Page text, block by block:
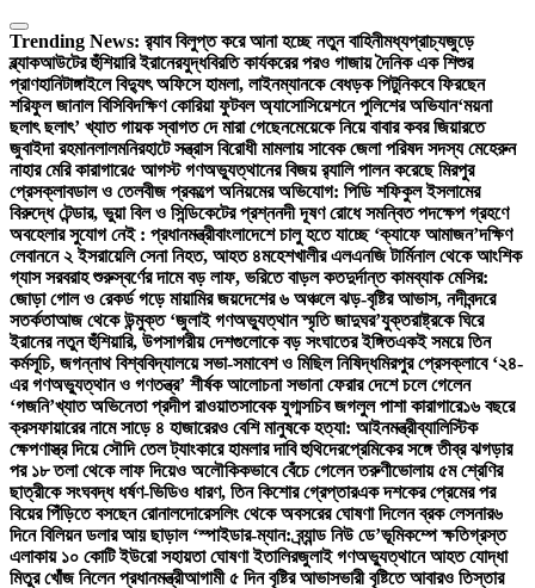
Skip
to
content
Trending News: র‍্যাব বিলুপ্ত করে আনা হচ্ছে নতুন বাহিনীমধ্যপ্রাচ্যজুড়ে
ব্ল্যাকআউটের হুঁশিয়ারি ইরানেরযুদ্ধবিরতি কার্যকরের পরও গাজায় দৈনিক এক শিশুর
প্রাণহানিটাঙ্গাইলে বিদ্যুৎ অফিসে হামলা, লাইনম্যানকে বেধড়ক পিটুনিকবে ফিরছেন
শরিফুল জানাল বিসিবিদক্ষিণ কোরিয়া ফুটবল অ্যাসোসিয়েশনে পুলিশের অভিযান‘ময়না
ছলাৎ ছলাৎ’ খ্যাত গায়ক স্বাগত দে মারা গেছেনমেয়েকে নিয়ে বাবার কবর জিয়ারতে
জুবাইদা রহমানলালমনিরহাটে সন্ত্রাস বিরোধী মামলায় সাবেক জেলা পরিষদ সদস্য মেহেরুন
নাহার মেরি কারাগারে৫ আগস্ট গণঅভ্যুত্থানের বিজয় র‍্যালি পালন করেছে মিরপুর
প্রেসক্লাবডাল ও তেলবীজ প্রকল্পে অনিয়মের অভিযোগ: পিডি শফিকুল ইসলামের
বিরুদ্ধে টেন্ডার, ভুয়া বিল ও সিন্ডিকেটের প্রশ্ননদী দূষণ রোধে সমন্বিত পদক্ষেপ গ্রহণে
অবহেলার সুযোগ নেই : প্রধানমন্ত্রীবাংলাদেশে চালু হতে যাচ্ছে ‘ক্যাফে আমাজন’দক্ষিণ
লেবাননে ২ ইসরায়েলি সেনা নিহত, আহত ৪মহেশখালীর এলএনজি টার্মিনাল থেকে আংশিক
গ্যাস সরবরাহ শুরুস্বর্ণের দামে বড় লাফ, ভরিতে বাড়ল কতদুর্দান্ত কামব্যাক মেসির:
জোড়া গোল ও রেকর্ড গড়ে মায়ামির জয়দেশের ৬ অঞ্চলে ঝড়-বৃষ্টির আভাস, নদীবন্দরে
সতর্কতাআজ থেকে উন্মুক্ত ‘জুলাই গণঅভ্যুত্থান স্মৃতি জাদুঘর’যুক্তরাষ্ট্রকে ঘিরে
ইরানের নতুন হুঁশিয়ারি, উপসাগরীয় দেশগুলোকে বড় সংঘাতের ইঙ্গিতএকই সময়ে তিন
কর্মসূচি, জগন্নাথ বিশ্ববিদ্যালয়ে সভা-সমাবেশ ও মিছিল নিষিদ্ধমিরপুর প্রেসক্লাবে ‘২৪-
এর গণঅভ্যুত্থান ও গণতন্ত্র’ শীর্ষক আলোচনা সভানা ফেরার দেশে চলে গেলেন
‘গজনি’খ্যাত অভিনেতা প্রদীপ রাওয়াতসাবেক যুগ্মসচিব জগলুল পাশা কারাগারে১৬ বছরে
ক্রসফায়ারের নামে সাড়ে ৪ হাজারেরও বেশি মানুষকে হত্যা: আইনমন্ত্রীব্যালিস্টিক
ক্ষেপণাস্ত্র দিয়ে সৌদি তেল ট্যাংকারে হামলার দাবি হুথিদেরপ্রেমিকের সঙ্গে তীব্র ঝগড়ার
পর ১৮ তলা থেকে লাফ দিয়েও অলৌকিকভাবে বেঁচে গেলেন তরুণীভোলায় ৫ম শ্রেণির
ছাত্রীকে সংঘবদ্ধ ধর্ষণ-ভিডিও ধারণ, তিন কিশোর গ্রেপ্তারএক দশকের প্রেমের পর
বিয়ের পিঁড়িতে বসছেন রোনালদোরেসলিং থেকে অবসরের ঘোষণা দিলেন ব্রক লেসনার৬
দিনে বিলিয়ন ডলার আয় ছাড়াল ‘স্পাইডার-ম্যান: ব্র্যান্ড নিউ ডে’ভূমিকম্পে ক্ষতিগ্রস্ত
এলাকায় ১০ কোটি ইউরো সহায়তা ঘোষণা ইতালিরজুলাই গণঅভ্যুত্থানে আহত যোদ্ধা
মিতুর খোঁজ নিলেন প্রধানমন্ত্রীআগামী ৫ দিন বৃষ্টির আভাসভারী বৃষ্টিতে আবারও তিস্তার